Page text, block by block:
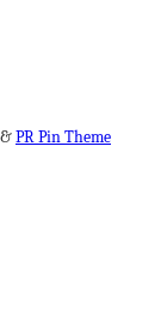
&PR Pin Theme